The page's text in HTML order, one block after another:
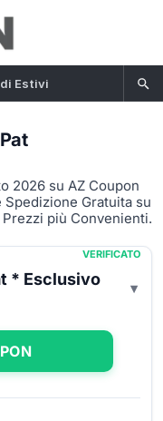
Estivi
2026 su AZ Coupon
Gratuita su
più Convenienti.
VERIFICATO
* Esclusivo